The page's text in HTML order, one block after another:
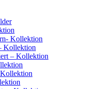
Kollektion
Kollektion
– Kollektion